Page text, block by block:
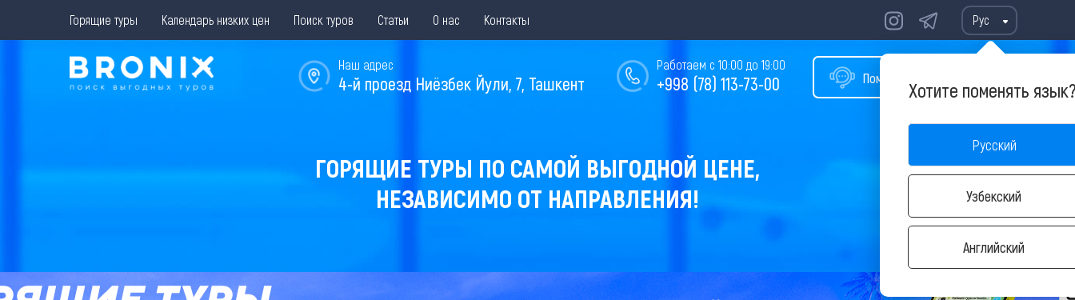
Горящие туры Календарь низких цен Поиск туров Статьи О нас Контакты Рус
Хотите поменять
Русский
Узбекский
Английский
Помощь в подборе тура
Работаем с 10:00 до 19:00
+998 (78) 113-73-00
Наш адрес
4-й проезд Ниёзбек Йули, 7, Ташкент
ГОРЯЩИЕ ТУРЫ ПО САМОЙ ВЫГОДНОЙ ЦЕНЕ,
НЕЗАВИСИМО ОТ НАПРАВЛЕНИЯ!